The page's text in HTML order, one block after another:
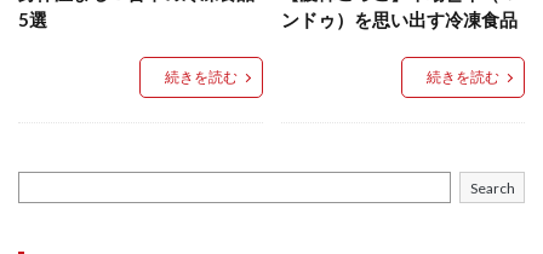
5選
続きを読む
ンドゥ）を思い出す冷凍食品
続きを読む
Search
冷凍食品
冷凍食品ライフハック
冷凍食品豆知識
冷凍麺
問い合わせ
ビビゴ
なにわ パーティー
パーティー餃子